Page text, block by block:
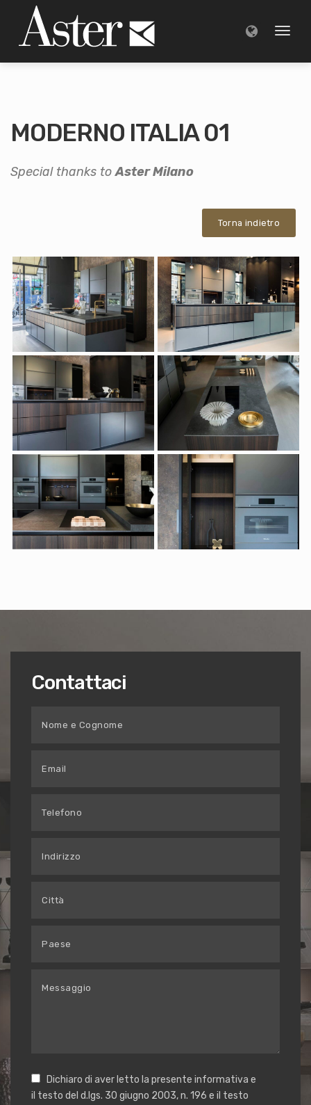
Toggle
MODERNO ITALIA 01
Special thanks toAster Milano
Torna indietro
Contattaci
Dichiaro di aver letto la presente informativa e
il testo del d.lgs. 30 giugno 2003, n. 196 e il testo